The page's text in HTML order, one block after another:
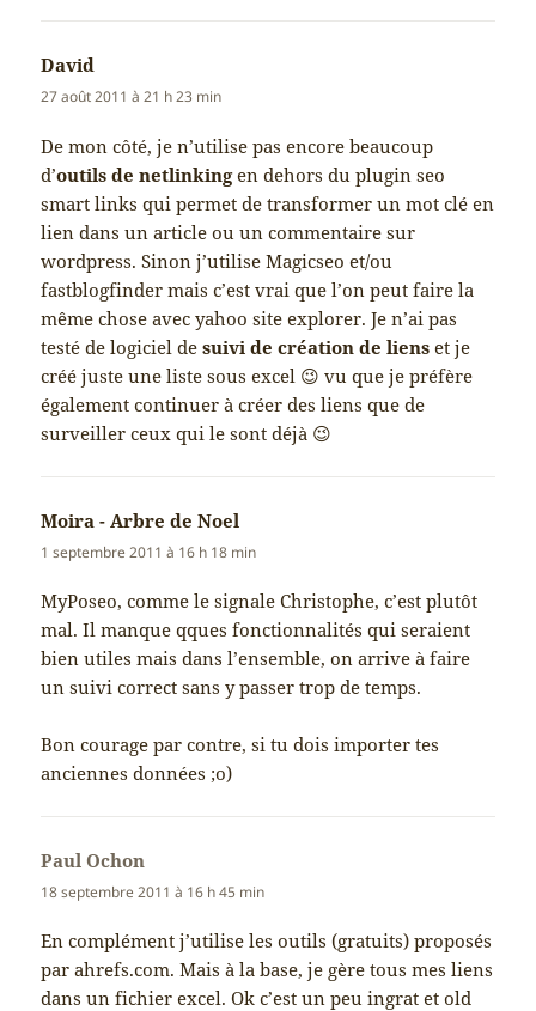
David
27 août 2011 à 21 h 23 min
De mon côté, je n’utilise pas encore beaucoup
d’outils de netlinkingen dehors du plugin seo
smart links qui permet de transformer un mot clé en
lien dans un article ou un commentaire sur
wordpress. Sinon j’utilise Magicseo et/ou
fastblogfinder mais c’est vrai que l’on peut faire la
même chose avec yahoo site explorer. Je n’ai pas
testé de logiciel desuivi de création de liens et je
créé juste une liste sous excel 😉 vu que je préfère
également continuer à créer des liens que de
surveiller ceux qui le sont déjà 😉
Moira - Arbre de Noel
1 septembre 2011 à 16 h 18 min
MyPoseo, comme le signale Christophe, c’est plutôt
mal. Il manque qques fonctionnalités qui seraient
bien utiles mais dans l’ensemble, on arrive à faire
un suivi correct sans y passer trop de temps.
Bon courage par contre, si tu dois importer tes
anciennes données ;o)
Paul Ochon
18 septembre 2011 à 16 h 45 min
En complément j’utilise les outils (gratuits) proposés
par ahrefs.com. Mais à la base, je gère tous mes liens
dans un fichier excel. Ok c’est un peu ingrat et old